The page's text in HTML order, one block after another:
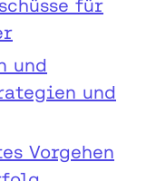
für
und
und
Vorgehen